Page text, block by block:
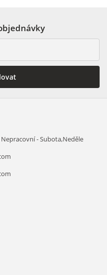
- Subota,Neděle